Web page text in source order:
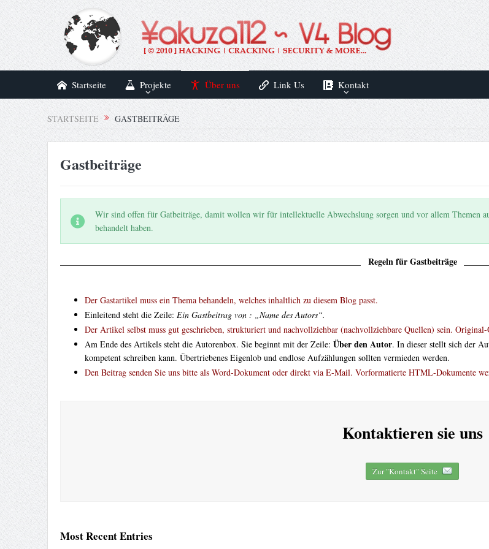
Startseite Projekte Über uns Link Us Kontakt
STARTSEITE GASTBEITRÄGE
Gastbeiträge
Wir sind offen für Gatbeiträge, damit wollen wir für intellektuelle Abwechslung sorgen und vor allem Themen
behandelt haben.
Regeln für Gastbeiträge
Der Gastartikel muss ein Thema behandeln, welches inhaltlich zu diesem Blog passt.
Einleitend steht die Zeile: Ein Gastbeitrag von : „Name des Autors“.
Der Artikel selbst muss gut geschrieben, strukturiert und nachvollziehbar (nachvollziehbare Quellen) sein.
Am Ende des Artikels steht die Autorenbox. Sie beginnt mit der Zeile: Über den Autor. In dieser stellt sich der
kompetent schreiben kann. Übertriebenes Eigenlob und endlose Aufzählungen sollten vermieden werden.
Den Beitrag senden Sie uns bitte als Word-Dokument oder direkt via E-Mail. Vorformatierte HTML-Dokumente
Kontaktieren sie uns
Zur "Kontakt" Seite
Most Recent Entries